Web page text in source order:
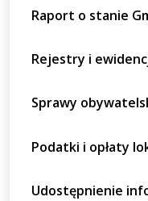
Raport o stanie
Rejestry i
Sprawy
Podatki i opłaty
Udostępnienie